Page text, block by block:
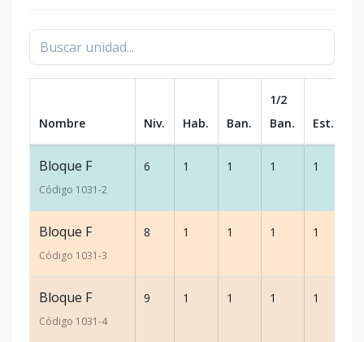
Nombre Niv. Hab. Ban.
1/2
Ban.
Est.
Bloque F
Código 1031-2
6 1 1 1 1
Bloque F
Código 1031-3
8 1 1 1 1
Bloque F
Código 1031-4
9 1 1 1 1